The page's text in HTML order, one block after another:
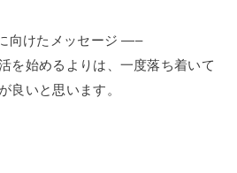
向けたメッセージ —–
を始めるよりは、一度落ち着いて
良いと思います。